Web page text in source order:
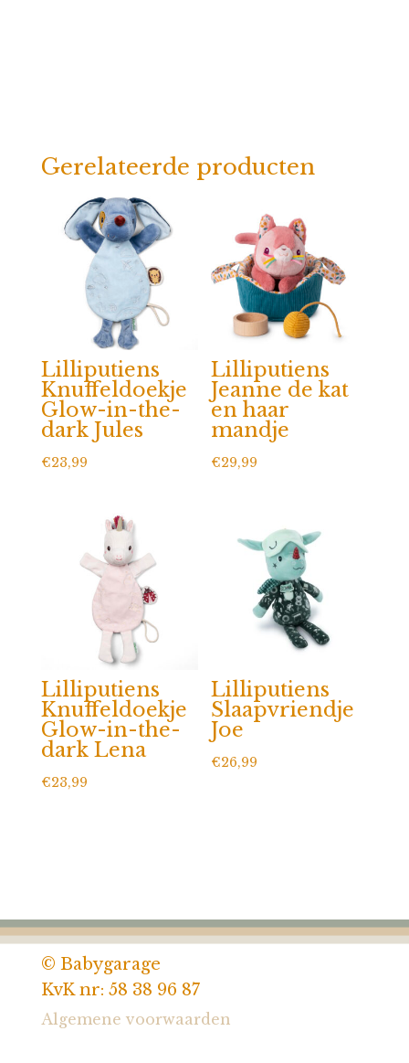
Gerelateerde producten
Lilliputiens
Knuffeldoekje
Glow-in-the-
dark Jules
€23,99
Lilliputiens
Jeanne de kat
en haar
mandje
€29,99
Lilliputiens
Knuffeldoekje
Glow-in-the-
dark Lena
€23,99
Lilliputiens
Slaapvriendje
Joe
€26,99
© Babygarage
KvK nr: 58 38 96 87
Algemene voorwaarden